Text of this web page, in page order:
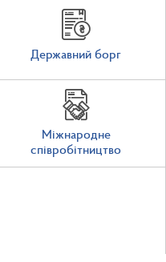
Державний борг
Міжнародне
співробітництво